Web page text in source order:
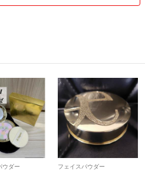
ウダー フェイスパウダー